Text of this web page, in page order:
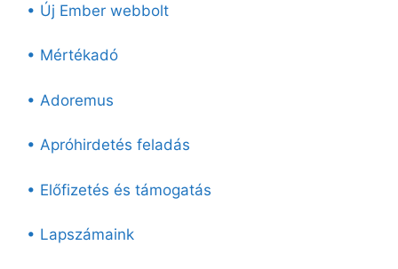
• Új Ember webbolt
• Mértékadó
• Adoremus
• Apróhirdetés feladás
• Előfizetés és támogatás
• Lapszámaink